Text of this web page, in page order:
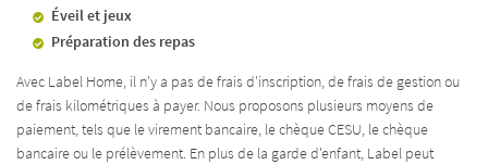
TARIFS
ACTUALITÉS
AVIS
INSCRIPTION
Éveil et jeux
Préparation des repas
Avec Label Home, il n'y a pas de frais d'inscription, de frais de gestion ou
de frais kilométriques à payer. Nous proposons plusieurs moyens de
paiement, tels que le virement bancaire, le chèque CESU, le chèque
bancaire ou le prélèvement. En plus de la garde d'enfant, Label peut